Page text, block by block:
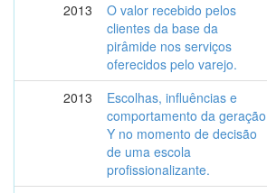
2013
O valor recebido pelos
clientes da base da
pirâmide nos serviços
oferecidos pelo varejo.
2013
Escolhas, influências e
comportamento da geração
Y no momento de decisão
de uma escola
profissionalizante.